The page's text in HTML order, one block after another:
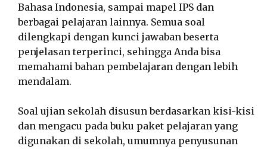
Bahasa Indonesia, sampai mapel IPS dan
berbagai pelajaran lainnya. Semua soal
dilengkapi dengan kunci jawaban beserta
penjelasan terperinci, sehingga Anda bisa
memahami bahan pembelajaran dengan lebih
mendalam.
Soal ujian sekolah disusun berdasarkan kisi-kisi
dan mengacu pada buku paket pelajaran yang
digunakan di sekolah, umumnya penyusunan